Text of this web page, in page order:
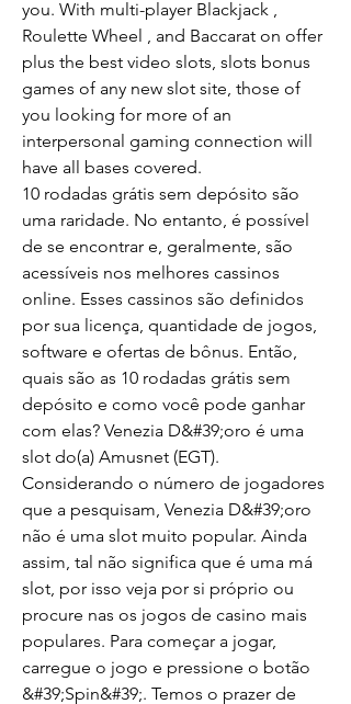
you. With multi-player Blackjack ,
Roulette Wheel , and Baccarat on offer
plus the best video slots, slots bonus
games of any new slot site, those of
you looking for more of an
interpersonal gaming connection will
have all bases covered.
10 rodadas grátis sem depósito são
uma raridade. No entanto, é possível
de se encontrar e, geralmente, são
acessíveis nos melhores cassinos
online. Esses cassinos são definidos
por sua licença, quantidade de jogos,
software e ofertas de bônus. Então,
quais são as 10 rodadas grátis sem
depósito e como você pode ganhar
com elas? Venezia D&#39;oro é uma
slot do(a) Amusnet (EGT).
Considerando o número de jogadores
que a pesquisam, Venezia D&#39;oro
não é uma slot muito popular. Ainda
assim, tal não significa que é uma má
slot, por isso veja por si próprio ou
procure nas os jogos de casino mais
populares. Para começar a jogar,
carregue o jogo e pressione o botão
&#39;Spin&#39;. Temos o prazer de